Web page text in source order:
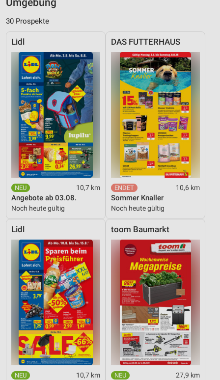
Umgebung
30 Prospekte
Lidl
10,7 km
Angebote ab 03.08.
Noch heute gültig
DAS FUTTERHAUS
10,6 km
Sommer Knaller
Noch heute gültig
Lidl
10,7 km
toom Baumarkt
27,9 km